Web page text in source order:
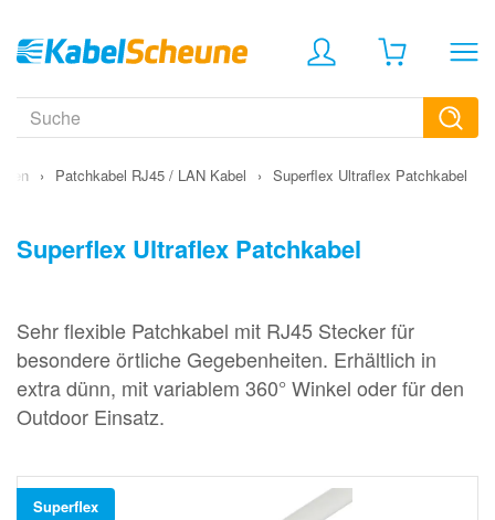
› Patchkabel RJ45 / LAN Kabel › Superflex Ultraflex Patchkabel
Superflex Ultraflex Patchkabel
Sehr flexible Patchkabel mit RJ45 Stecker für
besondere örtliche Gegebenheiten. Erhältlich in
extra dünn, mit variablem 360° Winkel oder für den
Outdoor Einsatz.
Superflex